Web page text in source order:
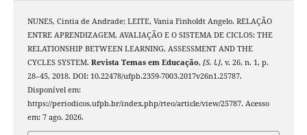
NUNES, Cintia de Andrade; LEITE, Vania Finholdt Angelo. RELAÇÃO
ENTRE APRENDIZAGEM, AVALIAÇÃO E O SISTEMA DE CICLOS: THE
RELATIONSHIP BETWEEN LEARNING, ASSESSMENT AND THE
CYCLES SYSTEM. Revista Temas em Educação, [S. l.], v. 26, n. 1, p.
28–45, 2018. DOI: 10.22478/ufpb.2359-7003.2017v26n1.25787.
Disponível em:
https://periodicos.ufpb.br/index.php/rteo/article/view/25787. Acesso
em: 7 ago. 2026.